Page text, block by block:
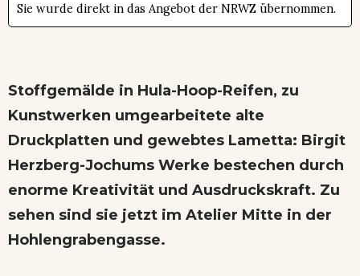
Sie wurde direkt in das Angebot der NRWZ übernommen.
Stoffgemälde in Hula-Hoop-Reifen, zu
Kunstwerken umgearbeitete alte
Druckplatten und gewebtes Lametta: Birgit
Herzberg-Jochums Werke bestechen durch
enorme Kreativität und Ausdruckskraft. Zu
sehen sind sie jetzt im Atelier Mitte in der
Hohlengrabengasse.